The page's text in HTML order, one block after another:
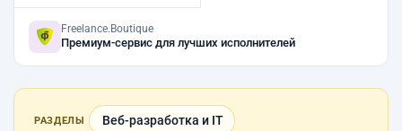
Freelance.Boutique
Премиум-сервис для лучших исполнителей
РАЗДЕЛЫ Веб-разработка и IT